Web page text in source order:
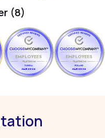
(8)
EMPLOYEES
TUNISIA
MAR 2026
EMPLOYEES
POLAND
MAR 2026